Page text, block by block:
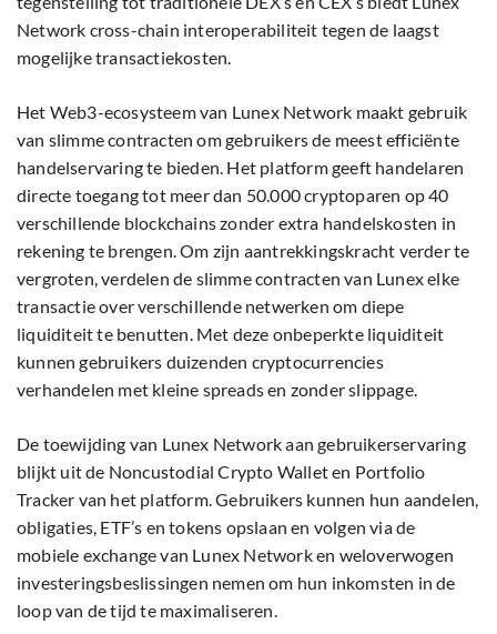
Network cross-chain interoperabiliteit tegen de laagst
mogelijke transactiekosten.
Het Web3-ecosysteem van Lunex Network maakt gebruik
van slimme contracten om gebruikers de meest efficiënte
handelservaring te bieden. Het platform geeft handelaren
directe toegang tot meer dan 50.000 cryptoparen op 40
verschillende blockchains zonder extra handelskosten in
rekening te brengen. Om zijn aantrekkingskracht verder te
vergroten, verdelen de slimme contracten van Lunex elke
transactie over verschillende netwerken om diepe
liquiditeit te benutten. Met deze onbeperkte liquiditeit
kunnen gebruikers duizenden cryptocurrencies
verhandelen met kleine spreads en zonder slippage.
De toewijding van Lunex Network aan gebruikerservaring
blijkt uit de Noncustodial Crypto Wallet en Portfolio
Tracker van het platform. Gebruikers kunnen hun aandelen,
obligaties, ETF’s en tokens opslaan en volgen via de
mobiele exchange van Lunex Network en weloverwogen
investeringsbeslissingen nemen om hun inkomsten in de
loop van de tijd te maximaliseren.